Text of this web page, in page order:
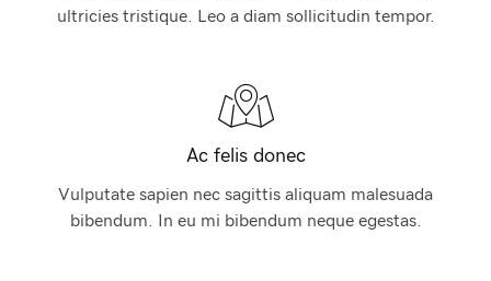
ultricies tristique. Leo a diam sollicitudin tempor.
Ac felis donec
Vulputate sapien nec sagittis aliquam malesuada
bibendum. In eu mi bibendum neque egestas.